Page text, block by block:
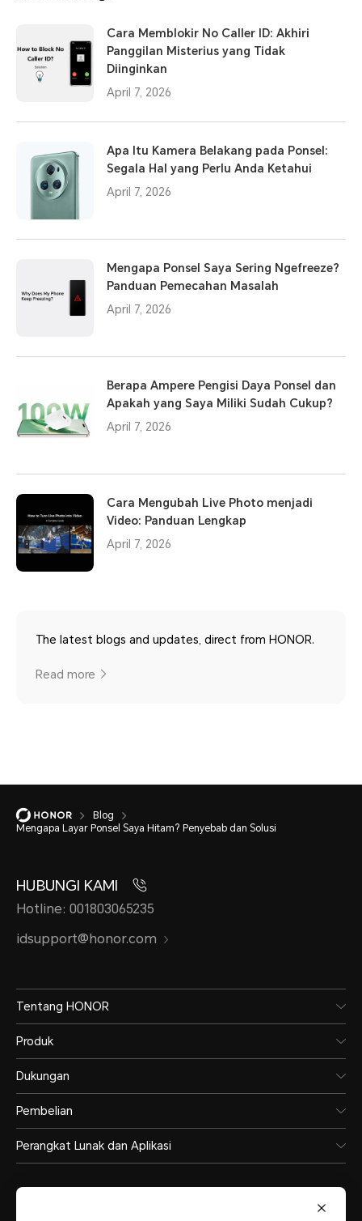
Cara Memblokir No Caller ID: Akhiri
Panggilan Misterius yang Tidak
Diinginkan
April 7, 2026
Apa Itu Kamera Belakang pada Ponsel:
Segala Hal yang Perlu Anda Ketahui
April 7, 2026
Mengapa Ponsel Saya Sering Ngefreeze?
Panduan Pemecahan Masalah
April 7, 2026
Berapa Ampere Pengisi Daya Ponsel dan
Apakah yang Saya Miliki Sudah Cukup?
April 7, 2026
Cara Mengubah Live Photo menjadi
Video: Panduan Lengkap
April 7, 2026
The latest blogs and updates, direct from HONOR.
Read more
Blog
Mengapa Layar Ponsel Saya Hitam? Penyebab dan Solusi
HUBUNGI KAMI
Hotline: 001803065235
idsupport@honor.com
Tentang HONOR
Produk
Dukungan
Pembelian
Perangkat Lunak dan Aplikasi